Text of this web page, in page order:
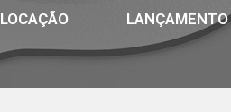
LOCAÇÃO LANÇAMENTO